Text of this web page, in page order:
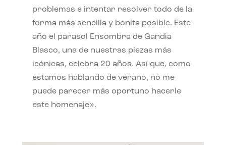
problemas e intentar resolver todo de la
forma más sencilla y bonita posible. Este
año el parasol Ensombra de Gandia
Blasco, una de nuestras piezas más
icónicas, celebra 20 años. Así que, como
estamos hablando de verano, no me
puede parecer más oportuno hacerle
este homenaje».